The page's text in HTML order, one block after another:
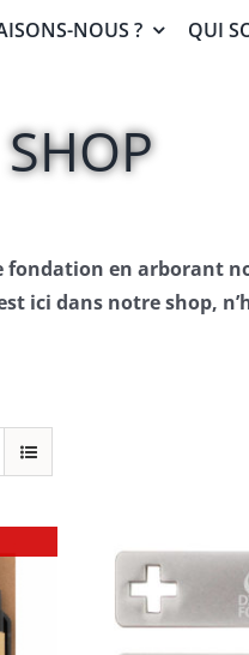
NOUS ? QUI
SHOP
en arborant
ici dans notre shop,